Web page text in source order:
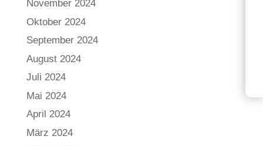
November 2024
Oktober 2024
September 2024
August 2024
Juli 2024
Mai 2024
April 2024
März 2024